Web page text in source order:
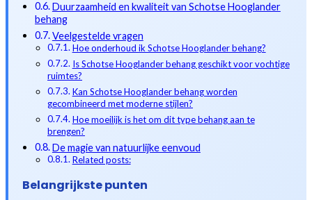
Duurzaamheid en kwaliteit van Schotse Hooglander
behang
Veelgestelde vragen
Hoe onderhoud ik Schotse Hooglander behang?
Is Schotse Hooglander behang geschikt voor vochtige
ruimtes?
Kan Schotse Hooglander behang worden
gecombineerd met moderne stijlen?
Hoe moeilijk is het om dit type behang aan te
brengen?
De magie van natuurlijke eenvoud
Related posts:
Belangrijkste punten